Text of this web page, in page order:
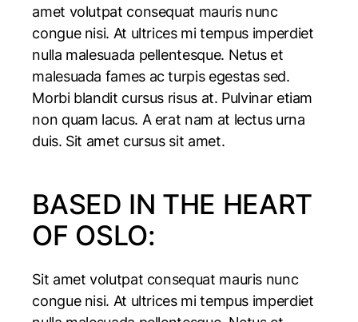
amet volutpat consequat mauris nunc
congue nisi. At ultrices mi tempus imperdiet
nulla malesuada pellentesque. Netus et
malesuada fames ac turpis egestas sed.
Morbi blandit cursus risus at. Pulvinar etiam
non quam lacus. A erat nam at lectus urna
duis. Sit amet cursus sit amet.
BASED IN THE HEART
OF OSLO:
Sit amet volutpat consequat mauris nunc
congue nisi. At ultrices mi tempus imperdiet